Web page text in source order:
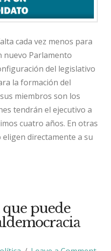
cada vez menos para
nuevo Parlamento
del legislativo
la formación del
miembros son los
tendrán el ejecutivo a
cuatro años. En otras
directamente a su
puede